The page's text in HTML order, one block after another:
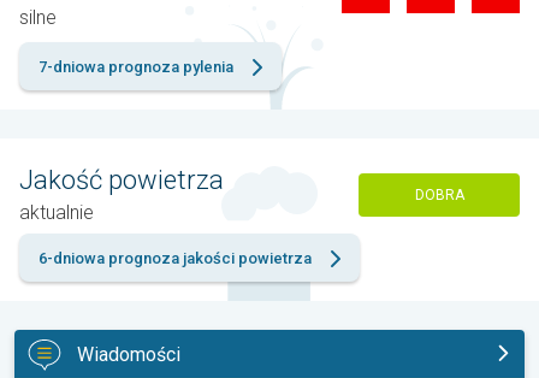
silne
7-dniowa prognoza pylenia
Jakość powietrza
aktualnie
DOBRA
6-dniowa prognoza jakości powietrza
Wiadomości